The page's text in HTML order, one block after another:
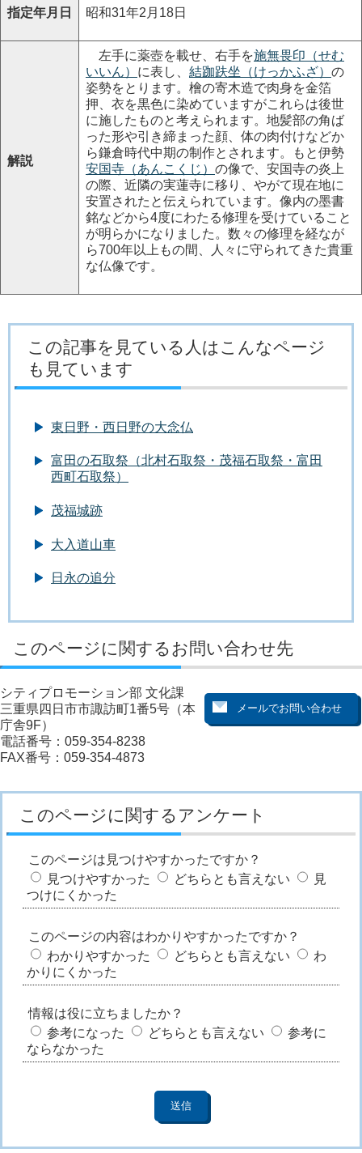
指定年月日 昭和31年2月18日
解説
左手に薬壺を載せ、右手を施無畏印（せむ
いいん） に表し、 結跏趺坐（けっかふざ） の
姿勢をとります。檜の寄木造で肉身を金箔
押、衣を黒色に染めていますがこれらは後世
に施したものと考えられます。地髪部の角ば
った形や引き締まった顔、体の肉付けなどか
ら鎌倉時代中期の制作とされます。もと伊勢
安国寺（あんこくじ） の像で、安国寺の炎上
の際、近隣の実蓮寺に移り、やがて現在地に
安置されたと伝えられています。像内の墨書
銘などから4度にわたる修理を受けていること
が明らかになりました。数々の修理を経なが
ら700年以上もの間、人々に守られてきた貴重
な仏像です。
この記事を見ている人はこんなページ
も見ています
東日野・西日野の大念仏
富田の石取祭（北村石取祭・茂福石取祭・富田
西町石取祭）
茂福城跡
大入道山車
日永の追分
このページに関するお問い合わせ先
シティプロモーション部 文化課
三重県四日市市諏訪町1番5号（本
庁舎9F）
電話番号：059-354-8238
FAX番号：059-354-4873
このページに関するアンケート
このページは見つけやすかったですか？
見つけやすかった
どちらとも言えない
見
つけにくかった
このページの内容はわかりやすかったですか？
わかりやすかった
どちらとも言えない
わ
かりにくかった
情報は役に立ちましたか？
参考になった
どちらとも言えない
参考に
ならなかった